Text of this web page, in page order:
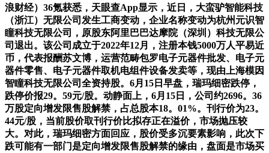
浪财经）36氪获悉，天眼查App显示，近日，大蛮驴智能科技
（浙江）无限公司发生工商变动，企业名称变动为杭州元识智
瞳科技无限公司，原股东阿里巴巴达摩院（深圳）科技无限公
司退出。该公司成立于2022年12月，注册本钱5000万人平易近
币，代表报酬苏文博，运营范畴包罗电子元器件批发、电子元
器件零售、电子元器件取机电组件设备发卖等，现由上海模因
智瞳科技无限公司全资持股。6月15日早盘，瑞玛细密跌停，
跌停价报29。59元/股。动静面上，6月15日，公司约2696。36
万股定向增发限售股解禁，占总股本18。01%。刊行价为23。
44元/股，当前股价取刊行价比拟存正在溢价，市场抛压较
大。对此，瑞玛细密方面回应，股价受多沉要素影响，此次下
跌可能有一部门是定向增发限售股解禁的缘由，盘面是市场买